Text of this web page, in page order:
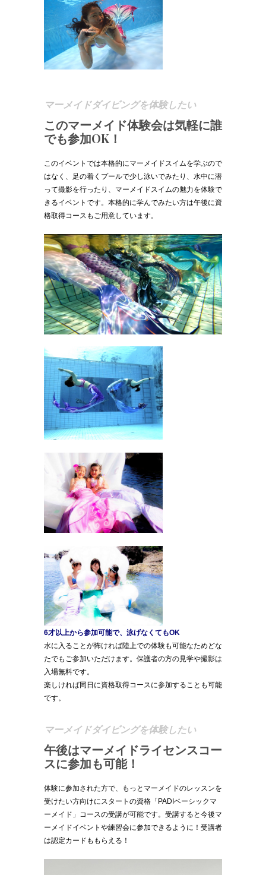
マーメイドダイビングを体験したい
このマーメイド体験会は気軽に誰
でも参加OK！
このイベントでは本格的にマーメイドスイムを学ぶので
はなく、足の着くプールで少し泳いでみたり、水中に潜
って撮影を行ったり、マーメイドスイムの魅力を体験で
きるイベントです。本格的に学んでみたい方は午後に資
格取得コースもご用意しています。
6才以上から参加可能で、泳げなくてもOK
水に入ることが怖ければ陸上での体験も可能なためどな
たでもご参加いただけます。保護者の方の見学や撮影は
入場無料です。
楽しければ同日に資格取得コースに参加することも可能
です。
マーメイドダイビングを体験したい
午後はマーメイドライセンスコー
スに参加も可能！
体験に参加された方で、もっとマーメイドのレッスンを
受けたい方向けにスタートの資格「PADIベーシックマ
ーメイド」コースの受講が可能です。受講すると今後マ
ーメイドイベントや練習会に参加できるように！受講者
は認定カードももらえる！